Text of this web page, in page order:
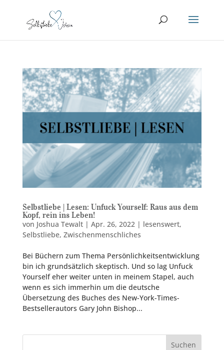
Selbstliebe | Lesen: Unfuck Yourself: Raus aus dem
Kopf, rein ins Leben!
von Joshua Tewalt| Apr. 26, 2022| lesenswert,
Selbstliebe, Zwischenmenschliches
Bei Büchern zum Thema Persönlichkeitsentwicklung
bin ich grundsätzlich skeptisch. Und so lag Unfuck
Yourself eher weiter unten in meinem Stapel, auch
wenn es sich immerhin um die deutsche
Übersetzung des Buches des New-York-Times-
Bestsellerautors Gary John Bishop...
Suchen